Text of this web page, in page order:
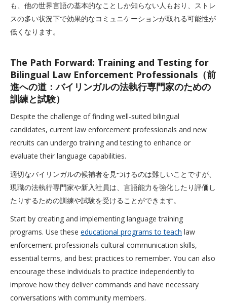
も、他の世界言語の基本的なことしか知らない人もおり、ストレ
スの多い状況下で効果的なコミュニケーションが取れる可能性が
低くなります。
The Path Forward: Training and Testing for
Bilingual Law Enforcement Professionals（前
進への道：バイリンガルの法執行専門家のための
訓練と試験）
Despite the challenge of finding well-suited bilingual
candidates, current law enforcement professionals and new
recruits can undergo training and testing to enhance or
evaluate their language capabilities.
適切なバイリンガルの候補者を見つけるのは難しいことですが、
現職の法執行専門家や新入社員は、言語能力を強化したり評価し
たりするための訓練や試験を受けることができます。
Start by creating and implementing language training
programs. Use these educational programs to teach law
enforcement professionals cultural communication skills,
essential terms, and best practices to remember. You can also
encourage these individuals to practice independently to
improve how they deliver commands and have necessary
conversations with community members.